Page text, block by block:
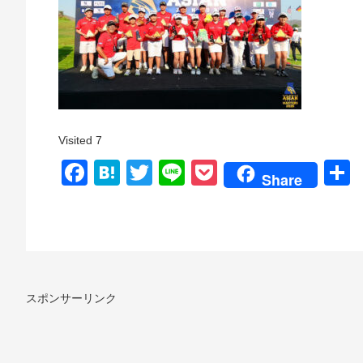
Visited 7
Facebook
Hatena
Twitter
LinePocket
Share
スポンサーリンク